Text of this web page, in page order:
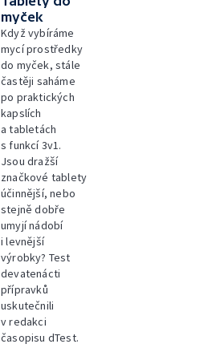
myček
Když vybíráme
mycí prostředky
do myček, stále
častěji saháme
po praktických
kapslích
a tabletách
s funkcí 3v1.
Jsou dražší
značkové tablety
účinnější, nebo
stejně dobře
umyjí nádobí
i levnější
výrobky? Test
devatenácti
přípravků
uskutečnili
v redakci
časopisu dTest.